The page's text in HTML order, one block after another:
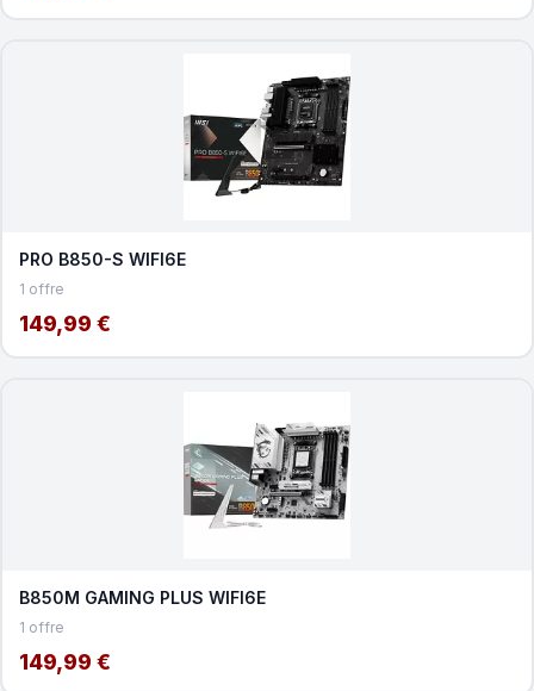
PRO B850-S WIFI6E
1 offre
149,99 €
B850M GAMING PLUS WIFI6E
1 offre
149,99 €